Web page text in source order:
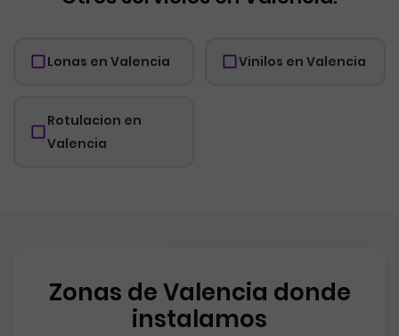
Lonas en Valencia Vinilos en Valencia
Rotulacion en
Valencia
Zonas de Valencia donde
instalamos